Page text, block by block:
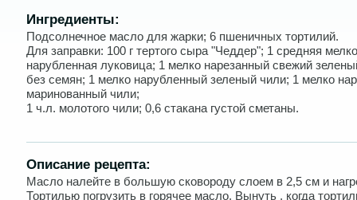
Ингредиенты:
Подсолнечное масло для жарки; 6 пшеничных тортилий.
Для заправки: 100 г тертого сыра "Чеддер"; 1 средняя мелко
нарубленная луковица; 1 мелко нарезанный свежий
без семян; 1 мелко нарубленный зеленый чили; 1 мелко
маринованный чили;
1 ч.л. молотого чили; 0,6 стакана густой сметаны.
Описание рецепта:
Масло налейте в большую сковороду слоем в 2,5 см и
Тортилью погрузить в горячее масло. Вынуть , когда